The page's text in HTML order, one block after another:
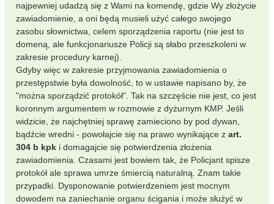
najpewniej udadzą się z Wami na komendę, gdzie Wy złożycie
zawiadomienie, a oni będą musieli użyć całego swojego
zasobu słownictwa, celem sporządzenia raportu (nie jest to
domeną, ale funkcjonariusze Policji są słabo przeszkoleni w
zakresie procedury karnej).
Gdyby więc w zakresie przyjmowania zawiadomienia o
przestępstwie była dowolność, to w ustawie napisano by, że
"można sporządzić protokół". Tak na szczęście nie jest, co jest
koronnym argumentem w rozmowie z dyżurnym KMP. Jeśli
widzicie, że najchętniej sprawę zamieciono by pod dywan,
bądźcie wredni - powołajcie się na prawo wynikające z art.
304 b kpk i domagajcie się potwierdzenia złożenia
zawiadomienia. Czasami jest bowiem tak, że Policjant spisze
protokół ale sprawa umrze śmiercią naturalną. Znam takie
przypadki. Dysponowanie potwierdzeniem jest mocnym
dowodem na zaniechanie organu ścigania i może służyć w